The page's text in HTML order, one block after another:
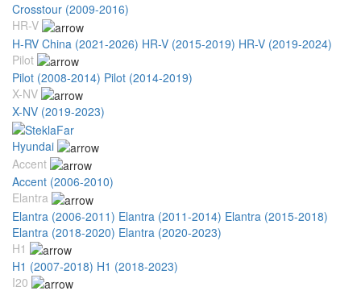
Crosstour (2009-2016)
HR-V
H-RV China (2021-2026) HR-V (2015-2019) HR-V (2019-2024)
Pilot
Pilot (2008-2014) Pilot (2014-2019)
X-NV
X-NV (2019-2023)
Hyundai
Accent
Accent (2006-2010)
Elantra
Elantra (2006-2011) Elantra (2011-2014) Elantra (2015-2018)
Elantra (2018-2020) Elantra (2020-2023)
H1
H1 (2007-2018) H1 (2018-2023)
I20